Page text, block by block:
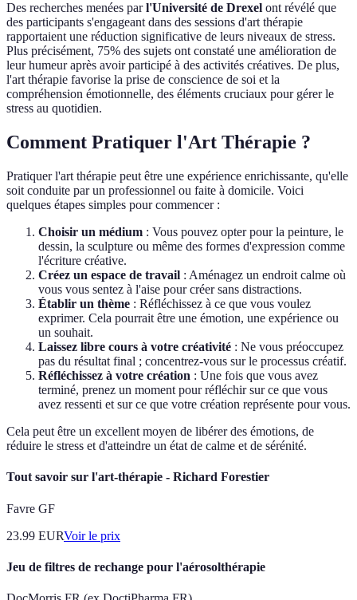
Des recherches menées parl'Université de Drexel ont révélé que
des participants s'engageant dans des sessions d'art thérapie
rapportaient une réduction significative de leurs niveaux de stress.
Plus précisément, 75% des sujets ont constaté une amélioration de
leur humeur après avoir participé à des activités créatives. De plus,
l'art thérapie favorise la prise de conscience de soi et la
compréhension émotionnelle, des éléments cruciaux pour gérer le
stress au quotidien.
Comment Pratiquer l'Art Thérapie ?
Pratiquer l'art thérapie peut être une expérience enrichissante, qu'elle
soit conduite par un professionnel ou faite à domicile. Voici
quelques étapes simples pour commencer :
Choisir un médium : Vous pouvez opter pour la peinture, le
dessin, la sculpture ou même des formes d'expression comme
l'écriture créative.
Créez un espace de travail : Aménagez un endroit calme où
vous vous sentez à l'aise pour créer sans distractions.
Établir un thème : Réfléchissez à ce que vous voulez
exprimer. Cela pourrait être une émotion, une expérience ou
un souhait.
Laissez libre cours à votre créativité : Ne vous préoccupez
pas du résultat final ; concentrez-vous sur le processus créatif.
Réfléchissez à votre création : Une fois que vous avez
terminé, prenez un moment pour réfléchir sur ce que vous
avez ressenti et sur ce que votre création représente pour vous.
Cela peut être un excellent moyen de libérer des émotions, de
réduire le stress et d'atteindre un état de calme et de sérénité.
Tout savoir sur l'art-thérapie - Richard Forestier
Favre GF
23.99 EURVoir le prix
Jeu de filtres de rechange pour l'aérosolthérapie